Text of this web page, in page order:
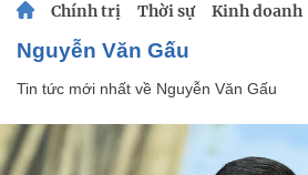
Chính trị Thời sự Kinh doanh
Nguyễn Văn Gấu
Tin tức mới nhất về Nguyễn Văn Gấu